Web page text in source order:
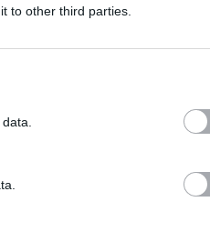
to other third parties.